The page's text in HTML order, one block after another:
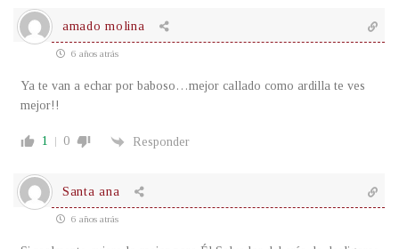
amado molina
6 años atrás
Ya te van a echar por baboso…mejor callado como ardilla te ves
mejor!!
1 0 Responder
Santa ana
6 años atrás